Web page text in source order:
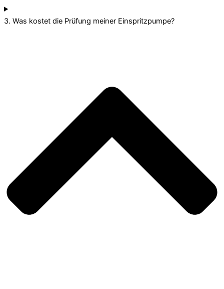
3. Was kostet die Prüfung meiner Einspritzpumpe?